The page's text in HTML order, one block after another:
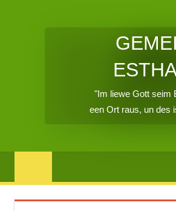
"Im liewe Gott seim
een Ort raus, un des